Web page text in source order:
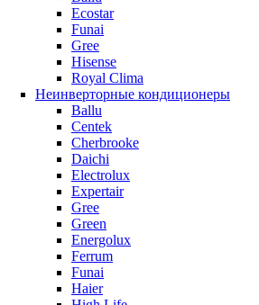
Ecostar
Funai
Gree
Hisense
Royal Clima
Неинверторные кондиционеры
Ballu
Centek
Cherbrooke
Daichi
Electrolux
Expertair
Gree
Green
Energolux
Ferrum
Funai
Haier